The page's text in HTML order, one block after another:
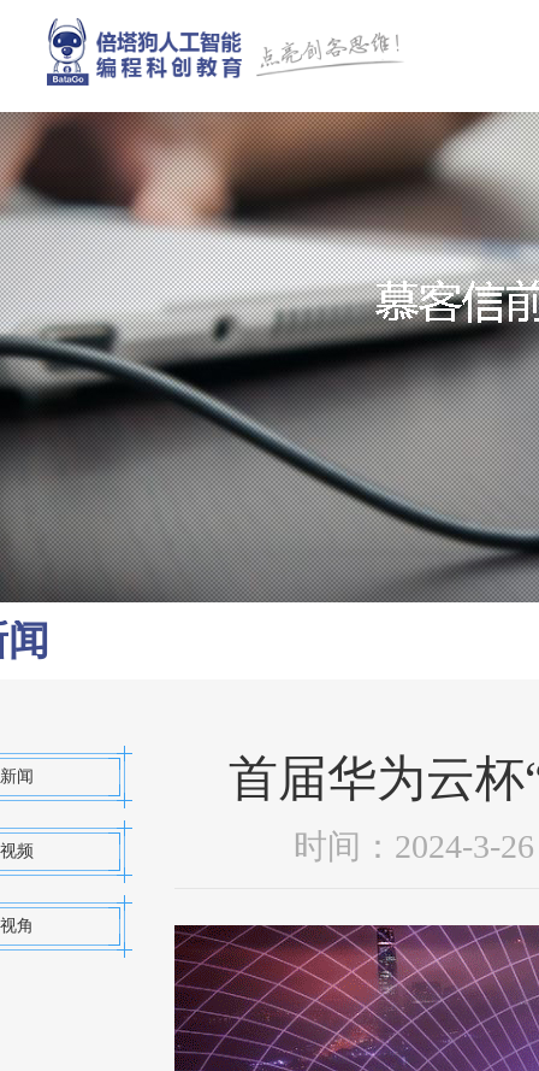
闻
频
角
首届华为云杯
时间：2024-